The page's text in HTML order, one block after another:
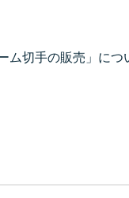
切手の販売」につ